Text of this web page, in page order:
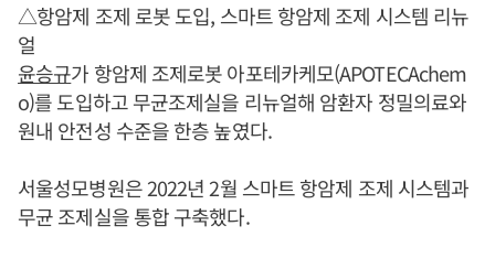
△항암제 조제 로봇 도입, 스마트 항암제 조제 시스템 리뉴
얼
윤승규가 항암제 조제로봇 아포테카케모(APOTECAchem
o)를 도입하고 무균조제실을 리뉴얼해 암환자 정밀의료와
원내 안전성 수준을 한층 높였다.
서울성모병원은 2022년 2월 스마트 항암제 조제 시스템과
무균 조제실을 통합 구축했다.